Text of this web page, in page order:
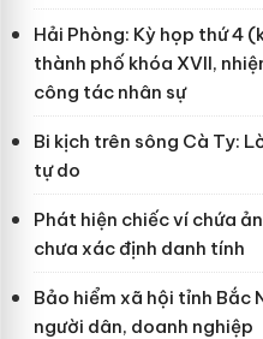
Hải Phòng: Kỳ họp thứ 4
thành phố khóa XVII,
công tác nhân sự
Bi kịch trên sông Cà Ty:
tự do
Phát hiện chiếc ví chứa
chưa xác định danh tính
Bảo hiểm xã hội tỉnh Bắc
người dân, doanh nghiệp